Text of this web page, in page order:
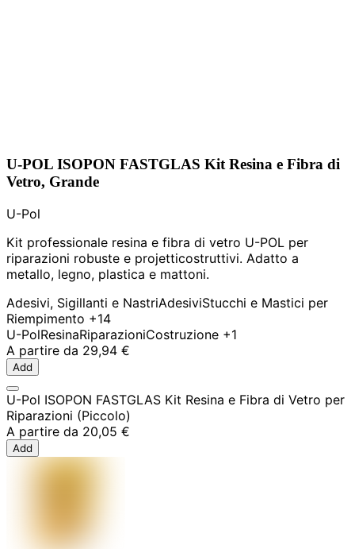
U-POL ISOPON FASTGLAS Kit Resina e Fibra di
Vetro, Grande
U-Pol
Kit professionale resina e fibra di vetro U-POL per
riparazioni robuste e projetticostruttivi. Adatto a
metallo, legno, plastica e mattoni.
Adesivi, Sigillanti e NastriAdesiviStucchi e Mastici per
Riempimento +14
U-PolResinaRiparazioniCostruzione +1
A partire da 29,94 €
Add
U-Pol ISOPON FASTGLAS Kit Resina e Fibra di Vetro per
Riparazioni (Piccolo)
A partire da 20,05 €
Add